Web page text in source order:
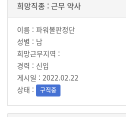
근무 약사
파워볼판정단
남
신입
2022.02.22
구직중